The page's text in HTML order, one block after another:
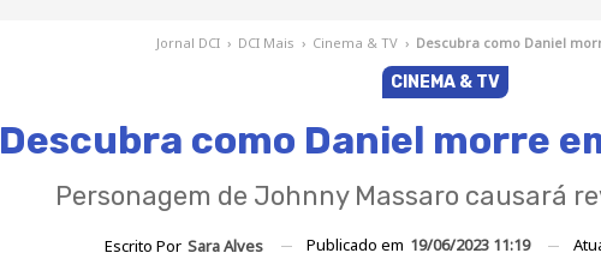
Jornal DCI › DCI Mais › Cinema & TV › Descubra como Daniel
CINEMA & TV
Descubra como Daniel morre
Personagem de Johnny Massaro causará
Escrito Por Sara Alves Publicado em 19/06/2023 11:19